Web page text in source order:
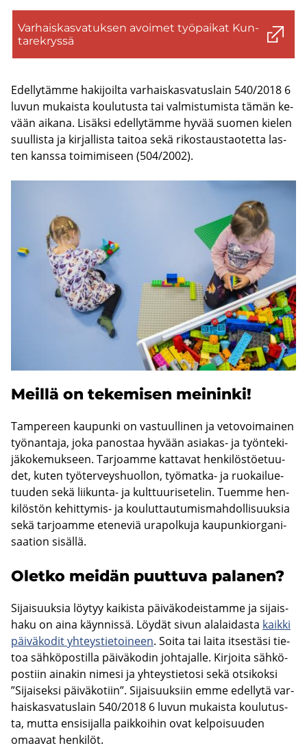
Var­hais­kas­va­tuk­sen avoi­met työ­pai­kat Kun­
ta­rek­rys­sä
Edel­ly­täm­me ha­ki­joil­ta var­hais­kas­va­tus­lain 540/2018 6
luvun mu­kais­ta kou­lu­tus­ta tai val­mis­tu­mis­ta tämän ke­
vään ai­ka­na. Li­säk­si edel­ly­täm­me hyvää suo­men kie­len
suul­lis­ta ja kir­jal­lis­ta tai­toa sekä ri­kos­taus­tao­tet­ta las­
ten kans­sa toi­mi­mi­seen (504/2002).
Meil­lä on te­ke­mi­sen mei­nin­ki!
Tam­pe­reen kau­pun­ki on vas­tuul­li­nen ja ve­to­voi­mai­nen
työ­nan­ta­ja, joka pa­nos­taa hy­vään asiakas-​ ja työn­te­ki­
jä­ko­ke­muk­seen. Tar­joam­me kat­ta­vat hen­ki­lös­tö­etuu­
det, kuten työ­ter­veys­huol­lon, työmatka-​ ja ruo­kai­lue­
tuu­den sekä liikunta-​ ja kult­tuu­ri­se­te­lin. Tuem­me hen­
ki­lös­tön kehittymis-​ ja kou­lut­tau­tu­mis­mah­dol­li­suuk­sia
sekä tar­joam­me ete­ne­viä ura­pol­ku­ja kau­pun­kior­ga­ni­
saa­tion si­säl­lä.
Olet­ko mei­dän puut­tu­va pa­la­nen?
Si­jai­suuk­sia löy­tyy kai­kis­ta päi­vä­ko­deis­tam­me ja si­jais­
ha­ku on aina käyn­nis­sä. Löy­dät sivun ala­lai­das­ta kaik­ki
päi­vä­ko­dit yh­teys­tie­toi­neen. Soita tai laita it­ses­tä­si tie­
toa säh­kö­pos­til­la päi­vä­ko­din joh­ta­jal­le. Kir­joi­ta säh­kö­
pos­tiin ai­na­kin ni­me­si ja yh­teys­tie­to­si sekä ot­si­kok­si
”Si­jai­sek­si päi­vä­ko­tiin”. Si­jai­suuk­siin emme edel­ly­tä var­
hais­kas­va­tus­lain 540/2018 6 luvun mu­kais­ta kou­lu­tus­
ta, mutta en­si­si­jal­la paik­koi­hin ovat kel­poi­suu­den
omaa­vat hen­ki­löt.